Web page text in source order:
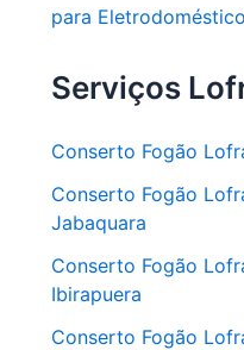
para
Serviços
Conserto Fogão
Conserto Fogão
Jabaquara
Conserto Fogão
Ibirapuera
Conserto Fogão